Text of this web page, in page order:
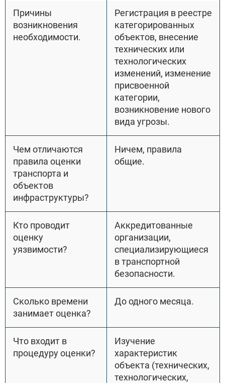
Причины
возникновения
необходимости.
Регистрация в реестре
категорированных
объектов, внесение
технических или
технологических
изменений, изменение
присвоенной
категории,
возникновение нового
вида угрозы.
Чем отличаются
правила оценки
транспорта и
объектов
инфраструктуры?
Ничем, правила
общие.
Кто проводит
оценку
уязвимости?
Аккредитованные
организации,
специализирующиеся
в транспортной
безопасности.
Сколько времени
занимает оценка?
До одного месяца.
Что входит в
процедуру оценки?
Изучение
характеристик
объекта (технических,
технологических,